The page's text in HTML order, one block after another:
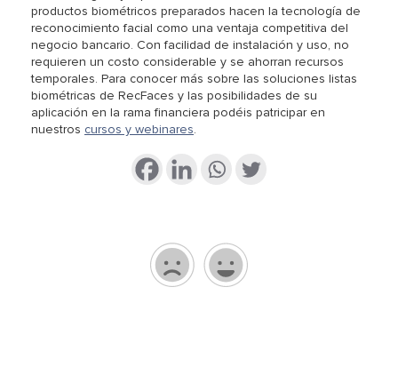
productos biométricos preparados hacen la tecnología de
reconocimiento facial como una ventaja competitiva del
negocio bancario. Con facilidad de instalación y uso, no
requieren un costo considerable y se ahorran recursos
temporales. Para conocer más sobre las soluciones listas
biométricas de RecFaces y las posibilidades de su
aplicación en la rama financiera podéis patricipar en
nuestros cursos y webinares.